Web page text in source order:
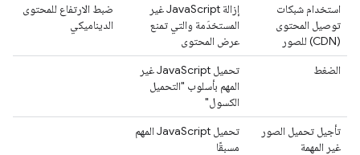
استخدام شبكات
توصيل المحتوى
(CDN) للصور
إزالة JavaScript غير
المستخدَمة والتي تمنع
عرض المحتوى
ضبط الارتفاع للمحتوى
الديناميكي
الضغط
تحميل JavaScript غير
المهم بأسلوب "التحميل
الكسول"
تأجيل تحميل الصور
غير المهمة
تحميل JavaScript المهم
مسبقًا